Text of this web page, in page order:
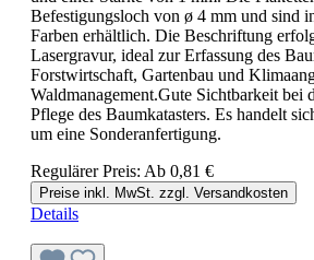
Befestigungsloch von ø 4 mm und sind
Farben erhältlich. Die Beschriftung
Lasergravur, ideal zur Erfassung des
Forstwirtschaft, Gartenbau und
Waldmanagement.Gute Sichtbarkeit bei
Pflege des Baumkatasters. Es handelt
um eine Sonderanfertigung.
Regulärer Preis: Ab 0,81 €
Preise inkl. MwSt. zzgl. Versandkosten
Details